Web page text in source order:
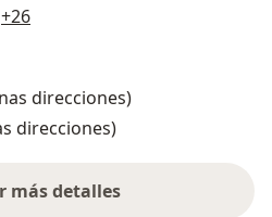
+26a11y_sr_more_diseases
direcciones)
direcciones)
más detalles
sobre la experiencia